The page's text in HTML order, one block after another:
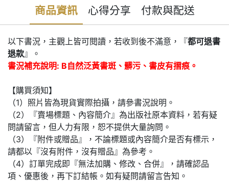
商品資訊 心得分享 付款與配送
以下書況，主觀上皆可閱讀，若收到後不滿意，『都可退書
退款』。
書況補充說明: B自然泛黃書斑、髒污、書皮有摺痕。
【購買須知】
（1）照片皆為現貨實際拍攝，請參書況說明。
（2）『賣場標題、內容簡介』為出版社原本資料，若有疑
問請留言，但人力有限，恕不提供大量詢問。
（3）『附件或贈品』，不論標題或內容簡介是否有標示，
請都以『沒有附件，沒有贈品』為參考。
（4）訂單完成即『無法加購、修改、合併』，請確認品
項、優惠後，再下訂結帳。如有疑問請留言告知。